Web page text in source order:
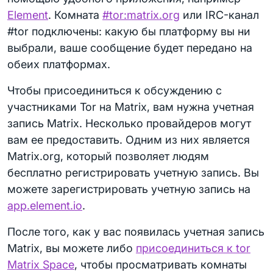
Element. Комната #tor:matrix.org или IRC-канал
#tor подключены: какую бы платформу вы ни
выбрали, ваше сообщение будет передано на
обеих платформах.
Чтобы присоединиться к обсуждению с
участниками Tor на Matrix, вам нужна учетная
запись Matrix. Несколько провайдеров могут
вам ее предоставить. Одним из них является
Matrix.org, который позволяет людям
бесплатно регистрировать учетную запись. Вы
можете зарегистрировать учетную запись на
app.element.io.
После того, как у вас появилась учетная запись
Matrix, вы можете либо присоединиться к tor
Matrix Space, чтобы просматривать комнаты